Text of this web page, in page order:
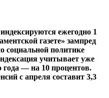
ежегодно 1
газете» зампред
социальной политике
учитывает уже
— на 10 процентов.
с апреля составит 3,3